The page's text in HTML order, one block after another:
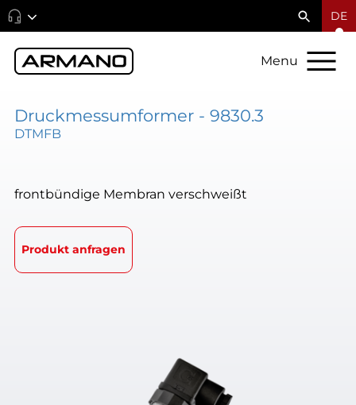
DE
Menu
Druckmessumformer - 9830.3
DTMFB
frontbündige Membran verschweißt
Produkt anfragen